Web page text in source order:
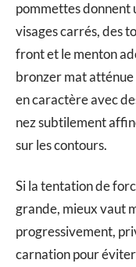
pommettes donnent
visages carrés, des
front et le menton
bronzer mat atténue
en caractère avec
nez subtilement
sur les contours.
Si la tentation de
grande, mieux vaut
progressivement,
carnation pour